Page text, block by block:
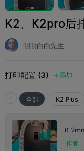
K2、K2pro后
明明白白先生
打印配置 (3) 添加
全部 K2 Plus
作者